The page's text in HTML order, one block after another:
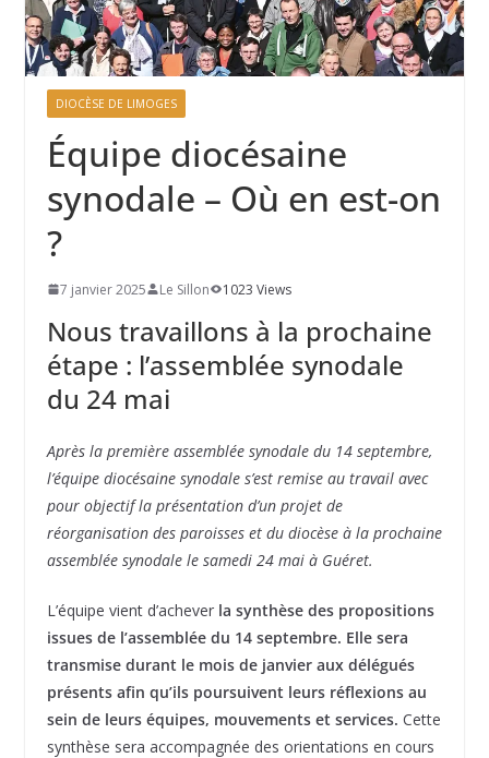
DIOCÈSE DE LIMOGES
Équipe diocésaine
synodale – Où en est-on
?
7 janvier 2025 Le Sillon 1023 Views
Nous travaillons à la prochaine
étape : l’assemblée synodale
du 24 mai
Après la première assemblée synodale du 14 septembre,
l’équipe diocésaine synodale s’est remise au travail avec
pour objectif la présentation d’un projet de
réorganisation des paroisses et du diocèse à la prochaine
assemblée synodale le samedi 24 mai à Guéret.
L’équipe vient d’achever la synthèse des propositions
issues de l’assemblée du 14 septembre. Elle sera
transmise durant le mois de janvier aux délégués
présents afin qu’ils poursuivent leurs réflexions au
sein de leurs équipes, mouvements et services. Cette
synthèse sera accompagnée des orientations en cours